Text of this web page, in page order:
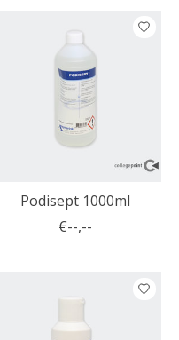
Podisept 1000ml
€--,--